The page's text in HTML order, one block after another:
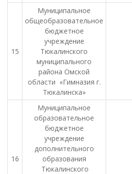
15
Муниципальное
общеобразовательное
бюджетное
учреждение
Тюкалинского
муниципального
района Омской
области «Гимназия г.
Тюкалинска»
16
Муниципальное
образовательное
бюджетное
учреждение
дополнительного
образования
Тюкалинского